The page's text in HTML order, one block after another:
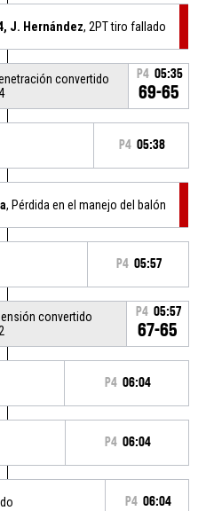
J. Hernández, 2PT tiro fallado
convertido
P4 05:35
69-65
P4 05:38
, Pérdida en el manejo del balón
P4 05:57
convertido
P4 05:57
67-65
P4 06:04
P4 06:04
P4 06:04